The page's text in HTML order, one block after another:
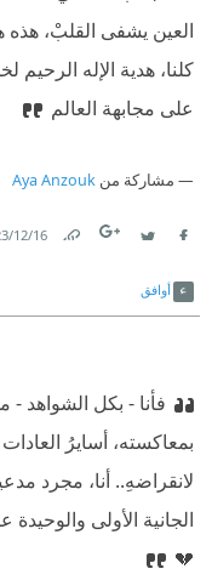
العين يشفى القلبْ، هذه
كلنا، هدية الإله الرحيم
على مجابهة العالم
مشاركة من Aya Anzouk
16‏/12‏/2023
أوافق
فأنا - بكل الشواهد -
بمعاكسته، أسايرُ
لانقراضهِ.. أنا، مجرد
الجانية الأولى
💔